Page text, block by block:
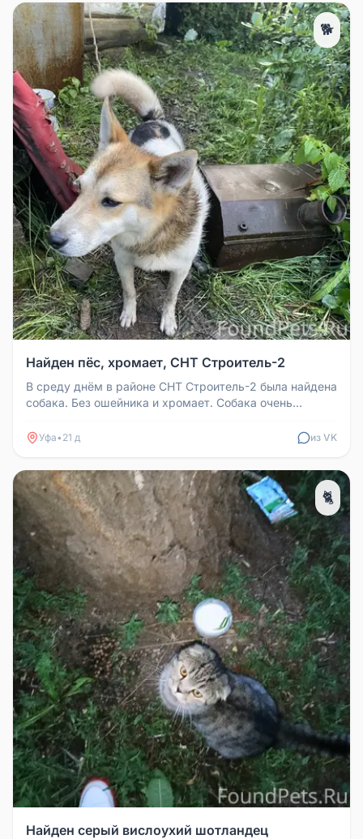
🐕
Найден пёс, хромает, СНТ Строитель-2
В среду днём в районе СНТ Строитель-2 была найдена
собака. Без ошейника и хромает. Собака очень
Уфа• 21 д из VK
🐈
Найден серый вислоухий шотландец